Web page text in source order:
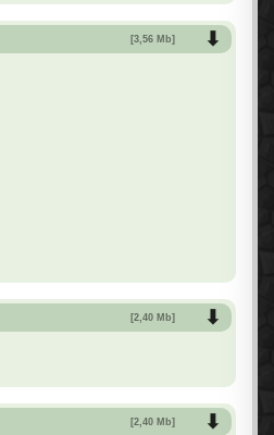
[3,56 Mb]
[2,40 Mb]
[2,40 Mb]